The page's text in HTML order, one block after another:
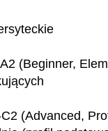
(Beginner,
(Advanced,